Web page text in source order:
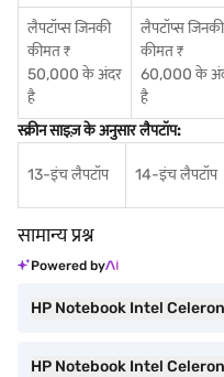
लैपटॉप्स जिनकी
कीमत ₹
50,000 के अंदर
है
लैपटॉप्स जिनकी
कीमत ₹
60,000 के
है
स्क्रीन साइज़ के अनुसार लैपटॉप:
13-इंच लैपटॉप 14-इंच लैपटॉप
सामान्य प्रश्न
Powered by
HP Notebook Intel Celeron
HP Notebook Intel Celeron